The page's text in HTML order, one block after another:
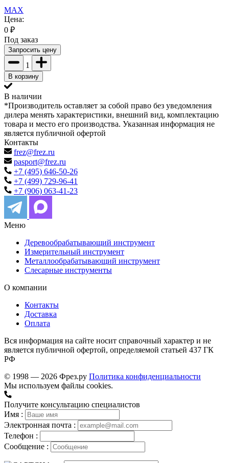
MAX
Цена:
0 ₽
Под заказ
Запросить цену
1
В корзину
В наличии
*Производитель оставляет за собой право без уведомления
дилера менять характеристики, внешний вид, комплектацию
товара и место его производства. Указанная информация не
является публичной офертой
Контакты
frez@frez.ru
pasport@frez.ru
+7 (495) 646-50-26
+7 (499) 729-96-41
+7 (906) 063-41-23
Меню
Деревообрабатывающий инструмент
Измерительный инструмент
Металлообрабатывающий инструмент
Слесарные инструменты
О компании
Контакты
Доставка
Оплата
Вся информация на сайте носит справочный характер и не
является публичной офертой, определяемой статьей 437 ГК
РФ
© 1998 — 2026 Фрез.ру Политика конфиденциальности
Мы используем файлы cookies.
Получите консультацию специалистов
Имя :
Электронная почта :
Телефон :
Сообщение :